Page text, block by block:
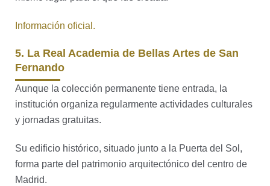
Información oficial.
5. La Real Academia de Bellas Artes de San
Fernando
Aunque la colección permanente tiene entrada, la
institución organiza regularmente actividades culturales
y jornadas gratuitas.
Su edificio histórico, situado junto a la Puerta del Sol,
forma parte del patrimonio arquitectónico del centro de
Madrid.